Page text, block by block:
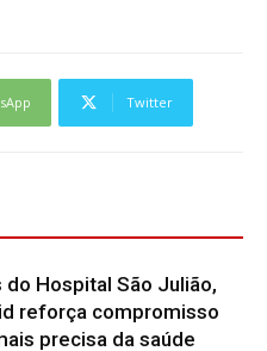
Twitter
do Hospital São Julião,
reforça compromisso
precisa da saúde